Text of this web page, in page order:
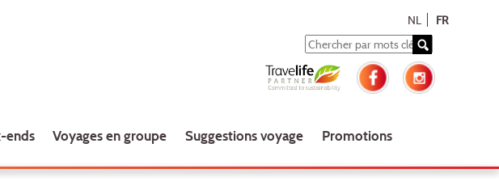
NL FR
ends Voyages en groupe Suggestions voyage Promotions